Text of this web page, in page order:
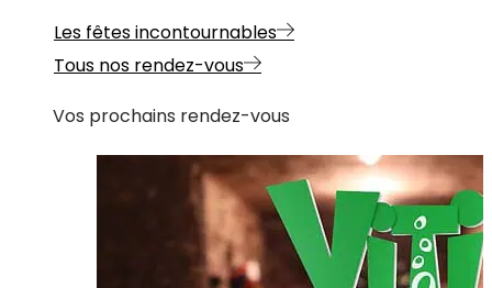
Les fêtes incontournables
Tous nos rendez-vous
Vos prochains rendez-vous